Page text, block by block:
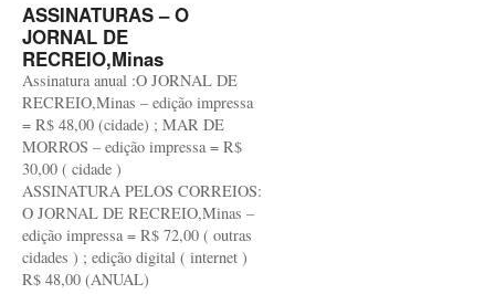
ASSINATURAS – O
JORNAL DE
RECREIO,Minas
Assinatura anual :O JORNAL DE
RECREIO,Minas – edição impressa
= R$ 48,00 (cidade) ; MAR DE
MORROS – edição impressa = R$
30,00 ( cidade )
ASSINATURA PELOS CORREIOS:
O JORNAL DE RECREIO,Minas –
edição impressa = R$ 72,00 ( outras
cidades ) ; edição digital ( internet )
R$ 48,00 (ANUAL)